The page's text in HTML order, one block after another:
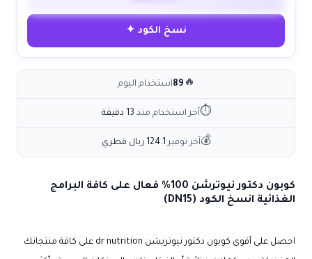
نسخ الكود ✦
🔥
89استخدام اليوم
⏱آخر استخدام منذ 13 دقيقة
💰آخر توفير 124.1 ريال قطري
كوبون دكتور نيوترشن 100% فعال على كافة البرامج
الغذائية انسخ الكود (DN15)
احصل على أقوى كوبون دكتور نيوتريشن dr nutrition على كافة منتجاتك